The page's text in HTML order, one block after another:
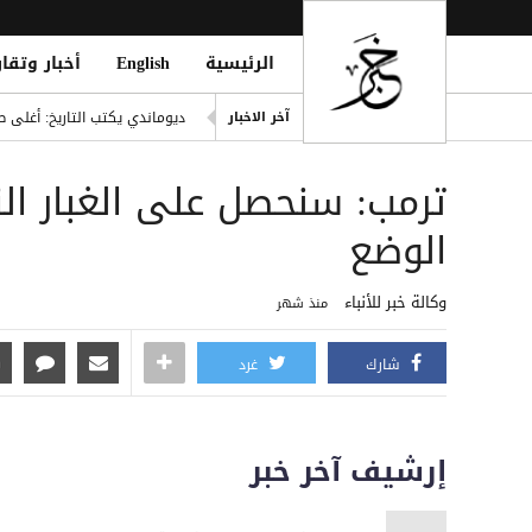
الرئيسية English أخبار
آخر الاخبار
ديوماندي يكتب التاريخ: أغلى
انفراد| مصادر تكشف مشاركة
هيثم حسن يوقع لسيلتيك
ترمب: سنحصل على الغبار
الوضع
وكالة خبر للأنباء منذ شهر
شارك غرد
إرشيف آخر خبر